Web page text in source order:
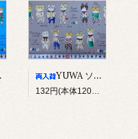
YUWA ソバカスキッズ Rough sketch（グレー）
132円(本体120円、税12円)